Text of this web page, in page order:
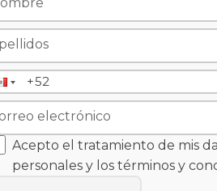
Acepto el tratamiento de mis
personales y los términos y